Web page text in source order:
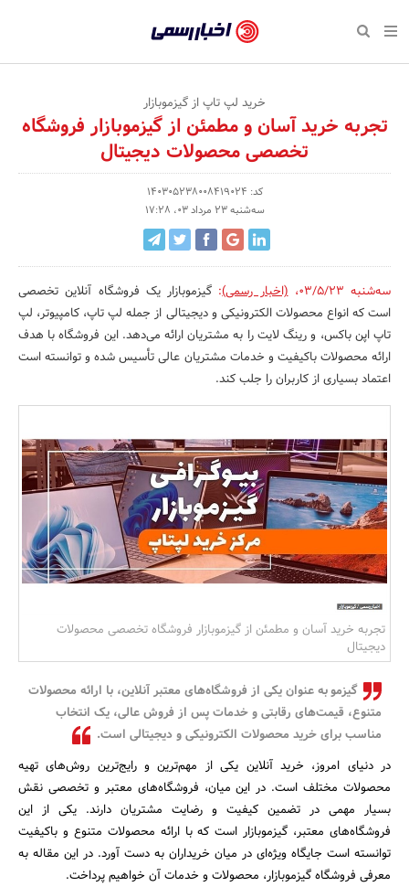
رسمی
-
اخبار
تایید
شده
شرکت‌ها،
سازمان‌ها
روابط
عمومی‌ها
بازگشت
صفحه نخست پایگاه خبری صفحه نخست اقتصادی
کارآفرینی و استارتاپ
صنعت و تولید
کسب و کار و خرده فروشی
صنایع غذایی و کشاورزی
بانک، بیمه و سرمایه
مسکن و ساختمان
صفحه نخست اجتماعی
بهداشت و درمان
گردشگری و میراث فرهنگی
محیط زیست
تبلیغات و روابط عمومی
صفحه نخست فرهنگی
نشریات و کتاب
هنرهای تجسمی
صنایع دستی
صفحه نخست ورزش
مکان‌های ورزشی
سبک زندگی
صفحه نخست سبک زندگی
روانشناسی و موفقیت
دکوراسیون و منزل
رویداد
صفحه نخست رویداد
جشنواره، نمایشگاه و
خرید لپ تاپ از گیزموبازار
تجربه خرید آسان و مطمئن از گیزموبازار فروشگاه
تخصصی محصولات دیجیتال
کد: 140305238008419024
سه‌شنبه 23 مرداد 03، 17:28
سه‌شنبه 03/5/23 ،(اخبار رسمی): گیزموبازار یک فروشگاه آنلاین تخصصی
است که انواع محصولات الکترونیکی و دیجیتالی از جمله لپ تاپ، کامپیوتر، لپ
تاپ اپن باکس، و رینگ لایت را به مشتریان ارائه می‌دهد. این فروشگاه با هدف
ارائه محصولات باکیفیت و خدمات مشتریان عالی تأسیس شده و توانسته است
اعتماد بسیاری از کاربران را جلب کند.
تجربه خرید آسان و مطمئن از گیزموبازار فروشگاه تخصصی محصولات
دیجیتال
گیزمو به عنوان یکی از فروشگاه‌های معتبر آنلاین، با ارائه محصولات
متنوع، قیمت‌های رقابتی و خدمات پس از فروش عالی، یک انتخاب
مناسب برای خرید محصولات الکترونیکی و دیجیتالی است.
در دنیای امروز، خرید آنلاین یکی از مهم‌ترین و رایج‌ترین روش‌های تهیه
محصولات مختلف است. در این میان، فروشگاه‌های معتبر و تخصصی نقش
بسیار مهمی در تضمین کیفیت و رضایت مشتریان دارند. یکی از این
فروشگاه‌های معتبر، گیزموبازار است که با ارائه محصولات متنوع و باکیفیت
توانسته است جایگاه ویژه‌ای در میان خریداران به دست آورد. در این مقاله به
معرفی فروشگاه گیزموبازار، محصولات و خدمات آن خواهیم پرداخت.